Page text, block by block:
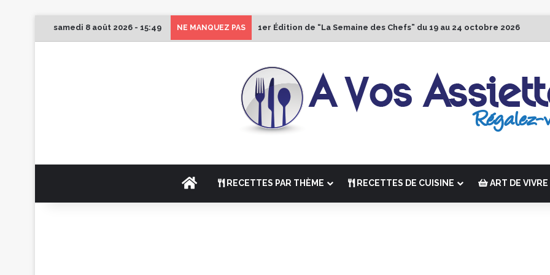
samedi 8 août 2026 - 15:49 NE MANQUEZ PAS 1er Édition de “La Semaine des Chefs” du 19 au 24 octobre 2026
ACCUEILRECETTES PAR THÈME RECETTES DE CUISINE ART DE VIVRE